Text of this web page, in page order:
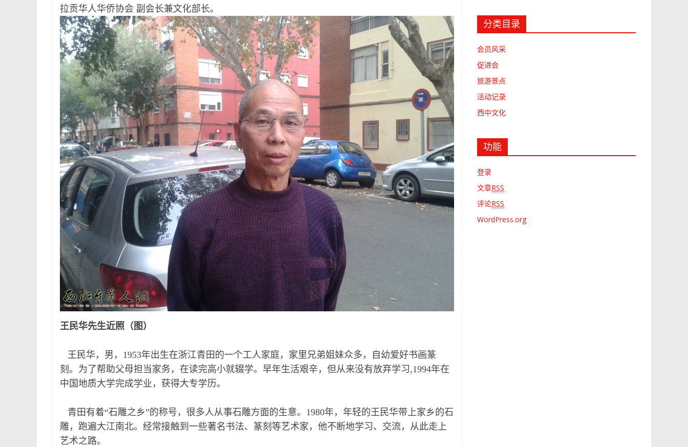
拉贡华人华侨协会 副会长兼文化部长。
王民华先生近照（图）
王民华，男，1953年出生在浙江青田的一个工人家庭，家里兄弟姐妹众多，自幼爱好书画篆
刻。为了帮助父母担当家务，在读完高小就辍学。早年生活艰辛，但从来没有放弃学习,1994年在
中国地质大学完成学业，获得大专学历。
青田有着“石雕之乡”的称号，很多人从事石雕方面的生意。1980年，年轻的王民华带上家乡的石
雕，跑遍大江南北。经常接触到一些著名书法、篆刻等艺术家，他不断地学习、交流，从此走上
艺术之路。
分类目录
会员风采
促进会
旅游景点
活动记录
西中文化
功能
登录
文章RSS
评论RSS
WordPress.org